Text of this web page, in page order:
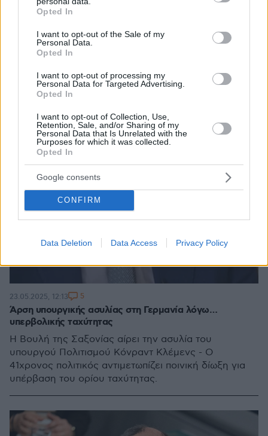
grant or deny consent to Google and its third-party tags to
use your data for below specified purposes in below Google
consent section.
Opted In
I want to opt-out of the Sale of my
Personal Data.
Opted In
I want to opt-out of processing my
Personal Data for Targeted Advertising.
Opted In
I want to opt-out of Collection, Use,
Retention, Sale, and/or Sharing of my
Personal Data that Is Unrelated with the
Purposes for which it was collected.
Opted In
Google consents
CONFIRM
Data Deletion Data Access Privacy Policy
θα στηρίξουν ποτέ ακροδεξιούς υποψήφιους
Άρση υπουργικής ασυλίας στη Γερμανία λόγω…
υπερβολικής ταχύτητας
Η Βουλή της Σαξονίας αίρει την ασυλία του
υπουργού Πολιτισμού Κόνραντ Κλέμενς - Ο
41χρονος πολιτικός αντιμετωπίζει ποινική δίωξη για
υπέρβαση του ορίου ταχύτητας.
23.05.2025, 12:13 5